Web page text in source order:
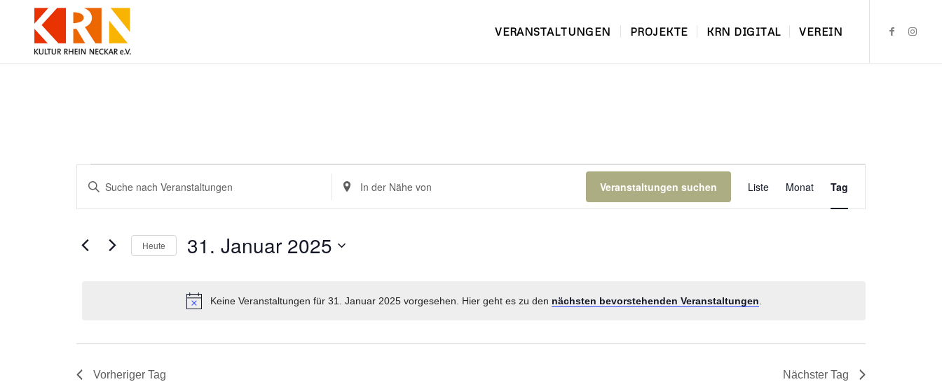
VERANSTALTUNGEN PROJEKTE KRN DIGITAL VEREIN
Veranstaltungen
für
Januar
Hinweis
Keine Veranstaltungen für 31. Januar 2025 vorgesehen. Hier geht es zu den nächsten bevorstehenden Veranstaltungen
Suche
und
Ansichten,
Bitte
Schlüsselwort
Veranstaltungen
Schlüsselwort.
Standort
eingeben.
Suche
Veranstaltungen suchen
Ansichten-
Liste Monat Tag
Heute 31. Januar 2025
Vorheriger Tag Nächster Tag